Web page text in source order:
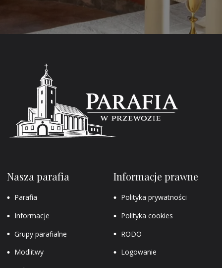
Nasza parafia
Parafia
Informacje
Grupy parafialne
Modlitwy
Informacje prawne
Polityka prywatności
Polityka cookies
RODO
Logowanie